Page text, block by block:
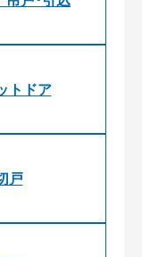
トドア
戸